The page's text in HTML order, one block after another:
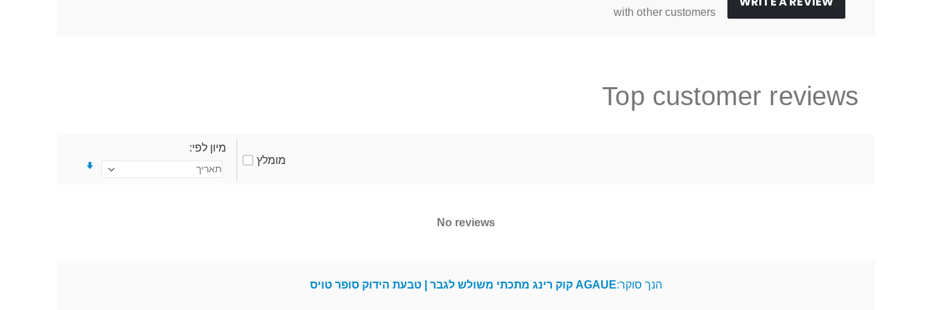
with other customers
Top customer reviews
מומלץ
מיון לפי
No reviews
הנך סוקר:AGAUE קוק רינג מתכתי משולש לגבר | טבעת הידוק סופר טויס